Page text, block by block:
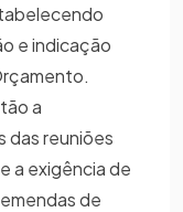
e indicação
a
das reuniões
a exigência de
de